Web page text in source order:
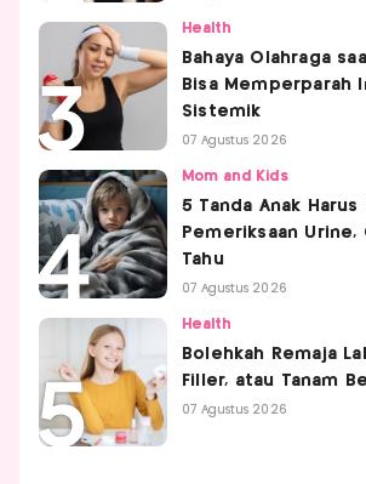
Health
Bahaya Olahraga
Bisa Memperparah
Sistemik
07 Agustus 2026
Mom and Kids
5 Tanda Anak
Pemeriksaan Urine,
Tahu
07 Agustus 2026
Health
Bolehkah Remaja
Filler, atau Tanam
07 Agustus 2026